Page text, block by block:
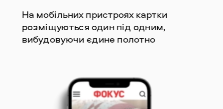
На мобільних пристроях картки
розміщуються один під одним,
вибудовуючи єдине полотно